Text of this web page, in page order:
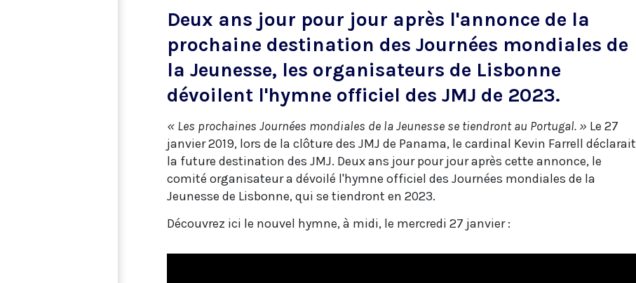
Deux ans jour pour jour après l'annonce de la
prochaine destination des Journées mondiales de
la Jeunesse, les organisateurs de Lisbonne
dévoilent l'hymne officiel des JMJ de 2023.
« Les prochaines Journées mondiales de la Jeunesse se tiendront au Portugal. » Le 27
janvier 2019, lors de la clôture des JMJ de Panama, le cardinal Kevin Farrell déclarait
la future destination des JMJ. Deux ans jour pour jour après cette annonce, le
comité organisateur a dévoilé l'hymne officiel des Journées mondiales de la
Jeunesse de Lisbonne, qui se tiendront en 2023.
Découvrez ici le nouvel hymne, à midi, le mercredi 27 janvier :